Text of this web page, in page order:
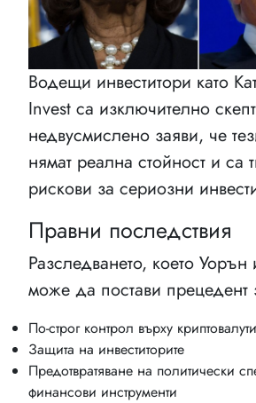
Водещи инвеститори като
Invest са изключително
недвусмислено заяви, че
нямат реална стойност и са
рискови за сериозни
Правни последствия
Разследването, което
може да постави прецедент
По-строг контрол върху
Защита на инвеститорите
Предотвратяване на политически
финансови инструменти